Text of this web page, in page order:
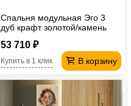
Спальня модульная Эго 3
дуб крафт золотой/камень
53 710 ₽
В корзину
Купить в 1 клик